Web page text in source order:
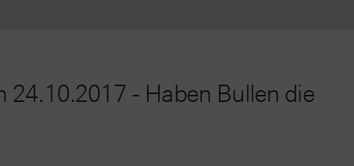
24.10.2017 - Haben Bullen die